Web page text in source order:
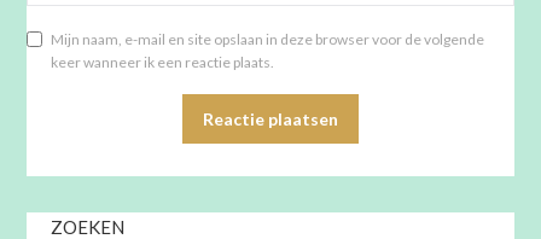
Mijn naam, e-mail en site opslaan in deze browser voor de volgende
keer wanneer ik een reactie plaats.
ZOEKEN